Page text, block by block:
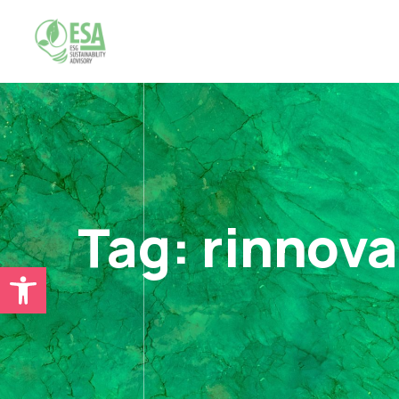
Open toolbarTag: